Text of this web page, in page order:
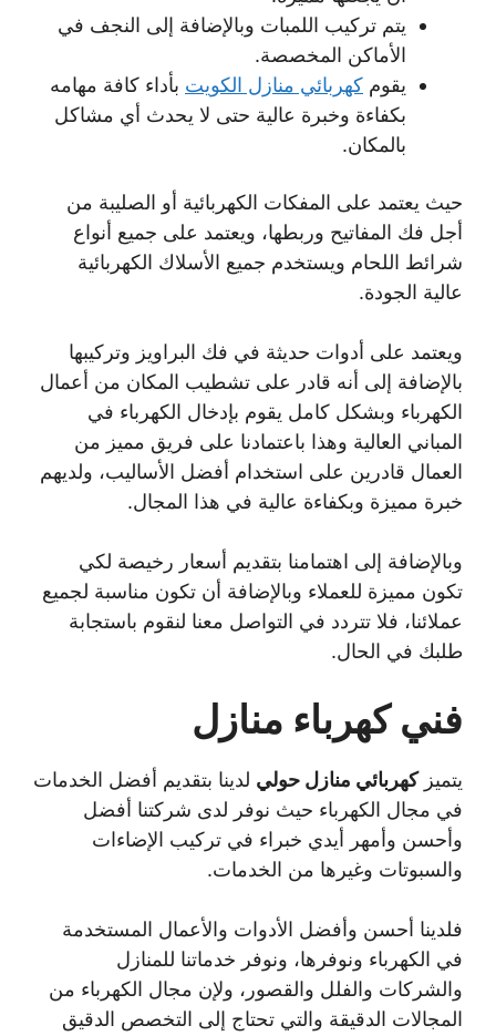
يتم تركيب اللمبات وبالإضافة إلى النجف في
الأماكن المخصصة.
يقوم كهربائي منازل الكويت بأداء كافة مهامه
بكفاءة وخبرة عالية حتى لا يحدث أي مشاكل
بالمكان.
حيث يعتمد على المفكات الكهربائية أو الصليبة من
أجل فك المفاتيح وربطها، ويعتمد على جميع أنواع
شرائط اللحام ويستخدم جميع الأسلاك الكهربائية
عالية الجودة.
ويعتمد على أدوات حديثة في فك البراويز وتركيبها
بالإضافة إلى أنه قادر على تشطيب المكان من أعمال
الكهرباء وبشكل كامل يقوم بإدخال الكهرباء في
المباني العالية وهذا باعتمادنا على فريق مميز من
العمال قادرين على استخدام أفضل الأساليب، ولديهم
خبرة مميزة وبكفاءة عالية في هذا المجال.
وبالإضافة إلى اهتمامنا بتقديم أسعار رخيصة لكي
تكون مميزة للعملاء وبالإضافة أن تكون مناسبة لجميع
عملائنا، فلا تتردد في التواصل معنا لنقوم باستجابة
طلبك في الحال.
فني كهرباء منازل
يتميزكهربائي منازل حولي لدينا بتقديم أفضل الخدمات
في مجال الكهرباء حيث نوفر لدى شركتنا أفضل
وأحسن وأمهر أيدي خبراء في تركيب الإضاءات
والسبوتات وغيرها من الخدمات.
فلدينا أحسن وأفضل الأدوات والأعمال المستخدمة
في الكهرباء ونوفرها، ونوفر خدماتنا للمنازل
والشركات والفلل والقصور، ولإن مجال الكهرباء من
المجالات الدقيقة والتي تحتاج إلى التخصص الدقيق